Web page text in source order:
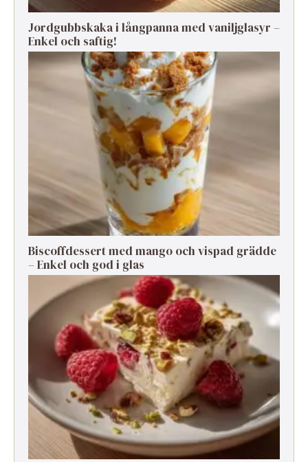
Jordgubbskaka i långpanna med vaniljglasyr –
Enkel och saftig!
Biscoffdessert med mango och vispad grädde
– Enkel och god i glas